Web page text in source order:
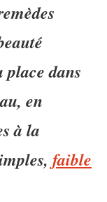
place dans
en
à la
faible